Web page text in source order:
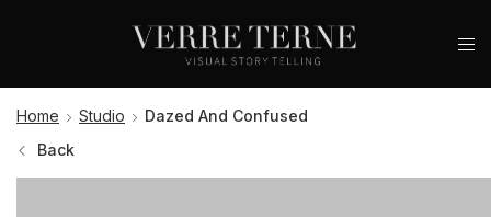
Home Studio
Dazed And Confused
Back